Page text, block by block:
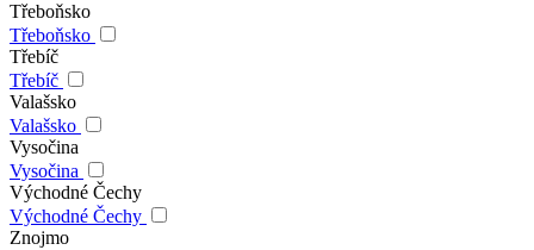
Třeboňsko
Třeboňsko
Třebíč
Třebíč
Valašsko
Valašsko
Vysočina
Vysočina
Východné Čechy
Východné Čechy
Znojmo